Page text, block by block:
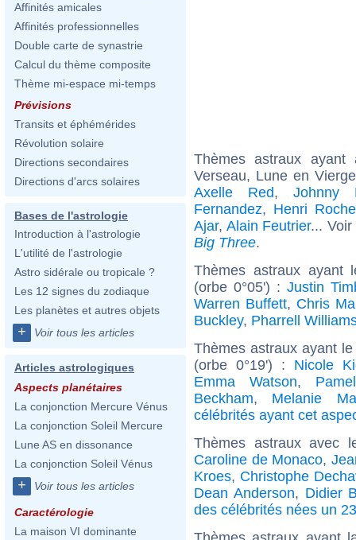
Affinités amicales
Affinités professionnelles
Double carte de synastrie
Calcul du thème composite
Thème mi-espace mi-temps
Prévisions
Transits et éphémérides
Révolution solaire
Directions secondaires
Directions d'arcs solaires
Bases de l'astrologie
Introduction à l'astrologie
L'utilité de l'astrologie
Astro sidérale ou tropicale ?
Les 12 signes du zodiaque
Les planètes et autres objets
+ Voir tous les articles
Articles astrologiques
Aspects planétaires
La conjonction Mercure Vénus
La conjonction Soleil Mercure
Lune AS en dissonance
La conjonction Soleil Vénus
+ Voir tous les articles
Caractérologie
La maison VI dominante
Thèmes astraux
Verseau, Lune en
Axelle Red, Johnny
Fernandez, Henri
Ajar, Alain Feutrier...
Big Three.
Thèmes astraux ayant
(orbe 0°05') : Justin
Warren Buffett, Chris
Buckley, Pharrell
Thèmes astraux ayant
(orbe 0°19') : Nicole
Emma Watson,
Beckham, Melanie
célébrités ayant cet
Thèmes astraux avec
Caroline de Monaco,
Kroes, Christophe
Dean Anderson, Didier
des célébrités nées un